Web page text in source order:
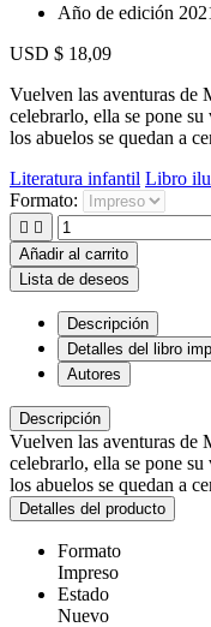
Año de edición
USD $ 18,09
Vuelven las aventuras de
celebrarlo, ella se pone
los abuelos se quedan a
Literatura infantil Libro
Formato:
 
Añadir al carrito
Lista de deseos
Descripción
Detalles del libro
Autores
Descripción
Vuelven las aventuras de
celebrarlo, ella se pone
los abuelos se quedan a
Detalles del producto
Formato
Impreso
Estado
Nuevo